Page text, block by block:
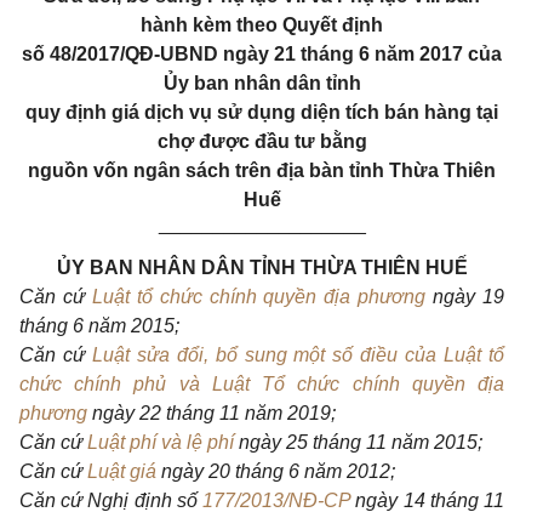
hành kèm theo Quyết định
số 48/2017/QĐ-UBND ngày 21 tháng 6 năm 2017 của
Ủy ban nhân dân tỉnh
quy định giá dịch vụ sử dụng diện tích bán hàng tại
chợ được đầu tư bằng
nguồn vốn ngân sách trên địa bàn tỉnh Thừa Thiên
Huế
ỦY BAN NHÂN DÂN TỈNH THỪA THIÊN HUẾ
Căn cứ Luật tổ chức chính quyền địa phương ngày 19
tháng 6 năm 2015;
Căn cứ Luật sửa đổi, bổ sung một số điều của Luật tổ
chức chính phủ và Luật Tổ chức chính quyền địa
phương ngày 22 tháng 11 năm 2019;
Căn cứLuật phí và lệ phíngày 25 tháng 11 năm 2015;
Căn cứLuật giá ngày 20 tháng 6 năm 2012;
Căn cứNghị định số 177/2013/NĐ-CPngày 14 tháng 11